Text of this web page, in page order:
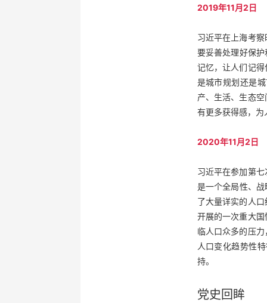
2019年11月2日
习近平在上海考
要妥善处理好保
记忆，让人们记
是城市规划还是
产、生活、生态
有更多获得感，
2020年11月2日
习近平在参加第
是一个全局性、
了大量详实的人
开展的一次重大
临人口众多的压
人口变化趋势性
持。
党史回眸